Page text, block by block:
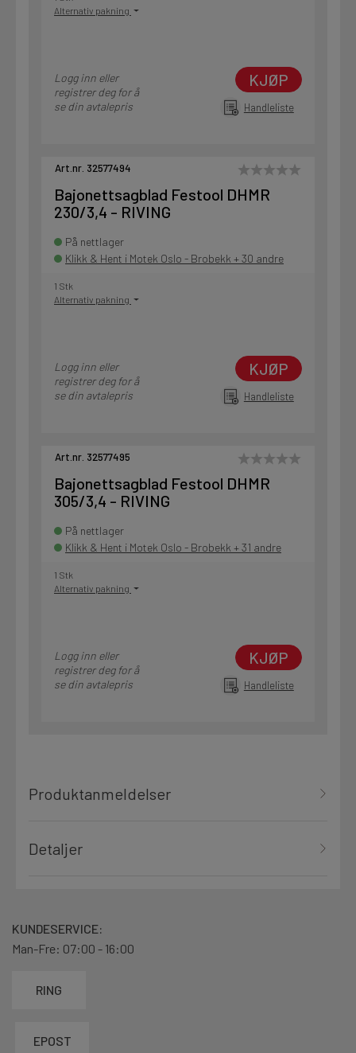
Alternativ pakning
Logg inn eller
registrer deg for å
se din avtalepris
KJØP
Handleliste
Art.nr. 32577494
Bajonettsagblad Festool DHMR
230/3,4 - RIVING
På nettlager
Klikk & Hent i Motek Oslo - Brobekk + 30 andre
1 Stk
Alternativ pakning
Logg inn eller
registrer deg for å
se din avtalepris
KJØP
Handleliste
Art.nr. 32577495
Bajonettsagblad Festool DHMR
305/3,4 - RIVING
På nettlager
Klikk & Hent i Motek Oslo - Brobekk + 31 andre
1 Stk
Alternativ pakning
Logg inn eller
registrer deg for å
se din avtalepris
KJØP
Handleliste
Produktanmeldelser
Detaljer
KUNDESERVICE:
Man-Fre: 07:00 - 16:00
RING
EPOST